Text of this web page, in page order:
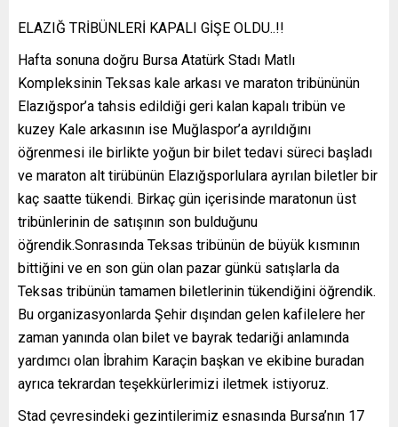
ELAZIĞ TRİBÜNLERİ KAPALI GİŞE OLDU..!!
Hafta sonuna doğru Bursa Atatürk Stadı Matlı
Kompleksinin Teksas kale arkası ve maraton tribününün
Elazığspor’a tahsis edildiği geri kalan kapalı tribün ve
kuzey Kale arkasının ise Muğlaspor’a ayrıldığını
öğrenmesi ile birlikte yoğun bir bilet tedavi süreci başladı
ve maraton alt tirübünün Elazığsporlulara ayrılan biletler bir
kaç saatte tükendi. Birkaç gün içerisinde maratonun üst
tribünlerinin de satışının son bulduğunu
öğrendik.Sonrasında Teksas tribünün de büyük kısmının
bittiğini ve en son gün olan pazar günkü satışlarla da
Teksas tribünün tamamen biletlerinin tükendiğini öğrendik.
Bu organizasyonlarda Şehir dışından gelen kafilelere her
zaman yanında olan bilet ve bayrak tedariği anlamında
yardımcı olan İbrahim Karaçin başkan ve ekibine buradan
ayrıca tekrardan teşekkürlerimizi iletmek istiyoruz.
Stad çevresindeki gezintilerimiz esnasında Bursa’nın 17